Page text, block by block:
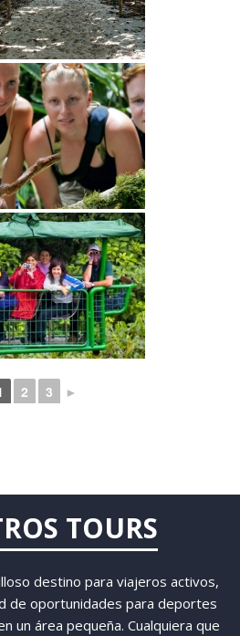
2 3 ►
TOURS
destino para viajeros activos,
de oportunidades para deportes
un área pequeña. Cualquiera que